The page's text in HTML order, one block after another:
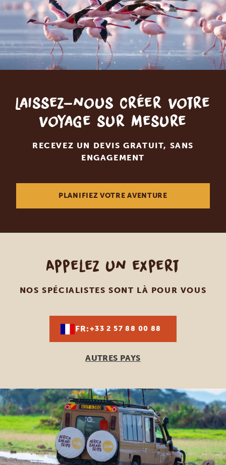
Laissez-nous créer votre
voyage sur mesure
RECEVEZ UN DEVIS GRATUIT, SANS
ENGAGEMENT
PLANIFIEZ VOTRE AVENTURE
Appelez un expert
NOS SPÉCIALISTES SONT LÀ POUR VOUS
FR:+33 2 57 88 00 88
AUTRES PAYS